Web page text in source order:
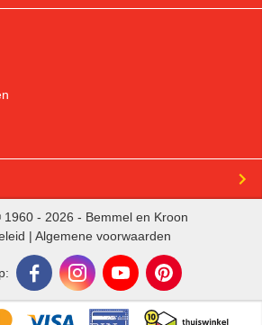
- 2026 - Bemmel en Kroon
| Algemene voorwaarden